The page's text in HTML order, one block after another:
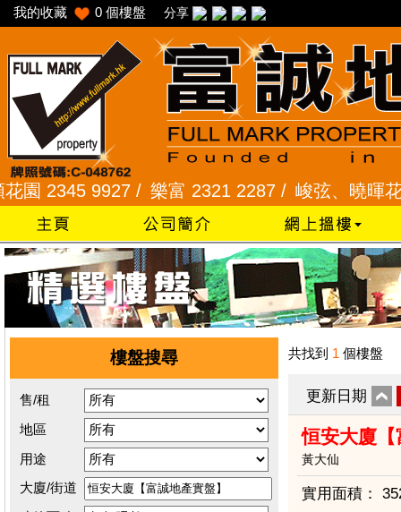
我的收藏 0 個樓盤 分享
2345 9927 /樂富 2321 2287 / 峻弦、曉暉花園
樓盤搜尋
售/租
地區
用途
大廈/街道
共找到 1 個樓盤
更新日期
恒安大廈
黃大仙
實用面積：